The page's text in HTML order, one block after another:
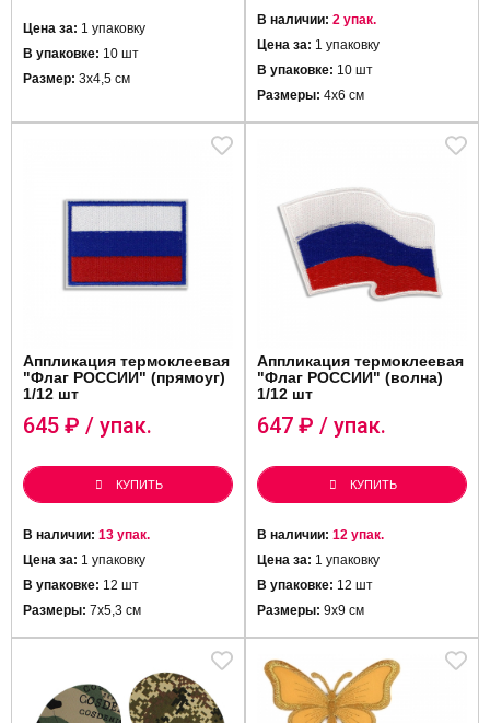
Цена за: 1 упаковку
В упаковке: 10 шт
Размер: 3х4,5 см
В наличии: 2 упак.
Цена за: 1 упаковку
В упаковке: 10 шт
Размеры: 4х6 см
Аппликация термоклеевая
"Флаг РОССИИ" (прямоуг)
1/12 шт
645 ₽ / упак.
КУПИТЬ
В наличии: 13 упак.
Цена за: 1 упаковку
В упаковке: 12 шт
Размеры: 7х5,3 см
Аппликация термоклеевая
"Флаг РОССИИ" (волна)
1/12 шт
647 ₽ / упак.
КУПИТЬ
В наличии: 12 упак.
Цена за: 1 упаковку
В упаковке: 12 шт
Размеры: 9х9 см